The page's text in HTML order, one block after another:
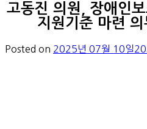
고동진 의원, 장애인
지원기준 마련 의
Posted on 2025년 07월 10일